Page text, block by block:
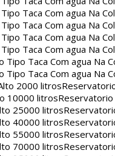
Taca Com agua Na
Taca Com agua Na
Taca Com agua Na
Taca Com agua Na
Tipo Taca Com agua Na
Tipo Taca Com agua Na
2000 litros
10000 litros
25000 litros
40000 litros
55000 litros
70000 litros